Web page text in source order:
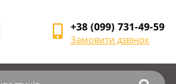
+38 (099) 731-49-59
Замовити дзвінок